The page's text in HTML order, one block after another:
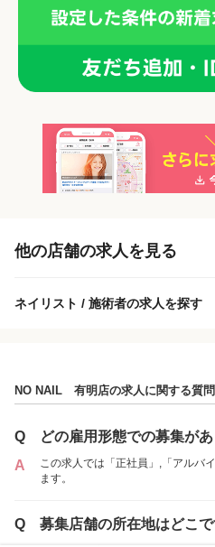
「正社員」を募
NO NAIL 有明店
1件の店舗
他の店舗の求人を見る
ネイリスト / 施術者の求人を探す
NO NAIL 有明店の求人に関する質問
Q
どの雇用形態での募集が
A
この求人では「正社員」,「アルバ
ます。
Q
募集店舗の所在地はどこで